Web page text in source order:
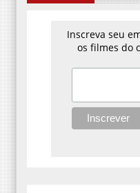
Inscreva seu
os filmes do